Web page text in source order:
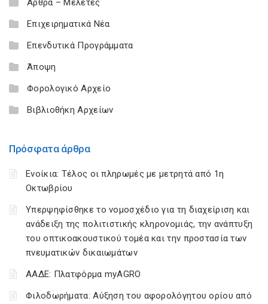
Άρθρα – Μελέτες
Επιχειρηματικά Νέα
Επενδυτικά Προγράμματα
Άποψη
Φορολογικό Αρχείο
Βιβλιοθήκη Αρχείων
Πρόσφατα άρθρα
Ενοίκια: Τέλος οι πληρωμές με μετρητά από 1η
Οκτωβρίου
Υπερψηφίσθηκε το νομοσχέδιο για τη διαχείριση και
ανάδειξη της πολιτιστικής κληρονομιάς, την ανάπτυξη
του οπτικοακουστικού τομέα και την προστασία των
πνευματικών δικαιωμάτων
ΑΑΔΕ: Πλατφόρμα myAGRO
Φιλοδωρήματα: Αύξηση του αφορολόγητου ορίου από